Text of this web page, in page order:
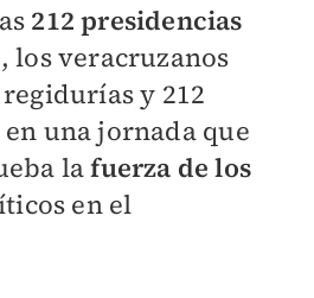
212 presidencias
, los veracruzanos
y 212
una jornada que
lafuerza de los
en el